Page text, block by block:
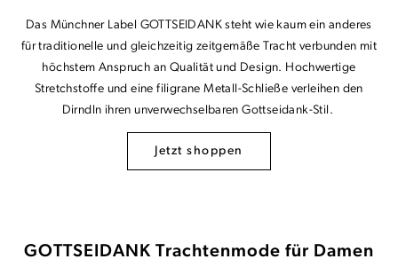
Das Münchner Label GOTTSEIDANK steht wie kaum ein anderes
für traditionelle und gleichzeitig zeitgemäße Tracht verbunden mit
höchstem Anspruch an Qualität und Design. Hochwertige
Stretchstoffe und eine filigrane Metall-Schließe verleihen den
Dirndln ihren unverwechselbaren Gottseidank-Stil.
Jetzt shoppen
GOTTSEIDANK Trachtenmode für Damen